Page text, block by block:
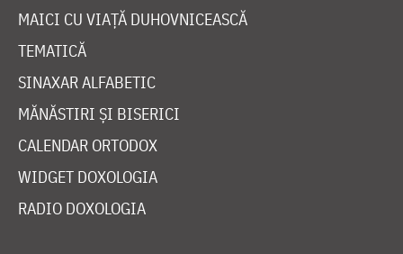
MAICI CU VIAȚĂ DUHOVNICEASCĂ
TEMATICĂ
SINAXAR ALFABETIC
MĂNĂSTIRI ȘI BISERICI
CALENDAR ORTODOX
WIDGET DOXOLOGIA
RADIO DOXOLOGIA